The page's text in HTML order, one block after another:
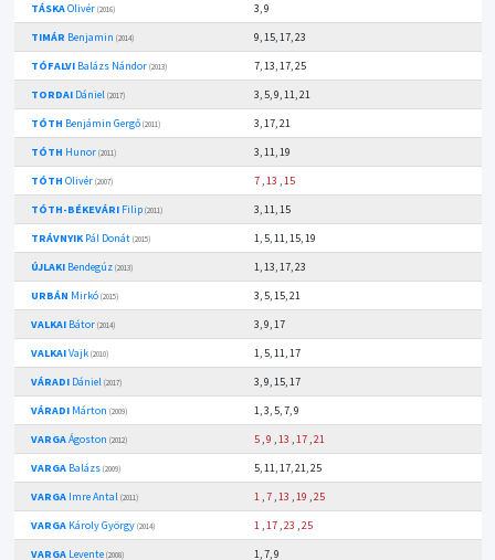
TÁSKAOlivér (2016)
3, 9
TIMÁR Benjamin (2014)
9, 15, 17, 23
TÓFALVIBalázs Nándor (2013)
7, 13, 17, 25
TORDAIDániel (2017)
3, 5, 9, 11, 21
TÓTH Benjámin Gergő (2011)
3, 17, 21
TÓTH Hunor (2011)
3, 11, 19
TÓTH Olivér (2007) 7,13 ,15
TÓTH-BÉKEVÁRIFilip (2011)
3, 11, 15
TRÁVNYIKPál Donát (2015)
1, 5, 11, 15, 19
ÚJLAKIBendegúz (2013)
1, 13, 17, 23
URBÁN Mirkó (2015)
3, 5, 15, 21
VALKAIBátor (2014)
3, 9, 17
VALKAIVajk (2010)
1, 5, 11, 17
VÁRADIDániel (2017)
3, 9, 15, 17
VÁRADIMárton (2009)
1, 3, 5, 7, 9
VARGAÁgoston (2012) 5,9 ,13 ,17,21
VARGABalázs (2009)
5, 11, 17, 21, 25
VARGAImre Antal (2011) 1,7,13 ,19 ,25
VARGAKároly György (2014) 1,17,23 ,25
VARGALevente (2008)
1, 7, 9